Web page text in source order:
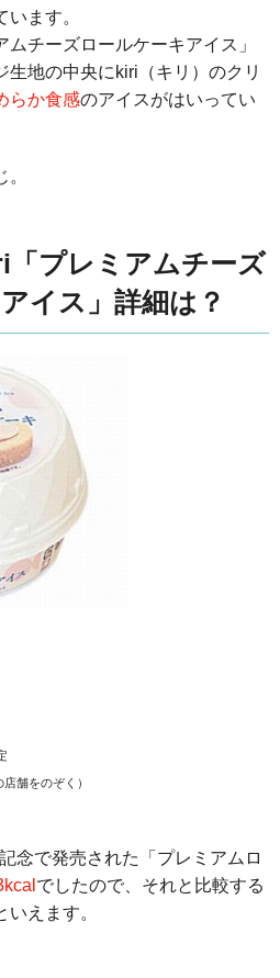
ます。
チーズロールケーキアイス」
生地の中央にkiri（キリ）のクリ
らか食感のアイスがはいってい
プレミアムチーズ
イス」詳細は？
舗をのぞく）
念で発売された「プレミアムロ
でしたので、それと比較する
えます。